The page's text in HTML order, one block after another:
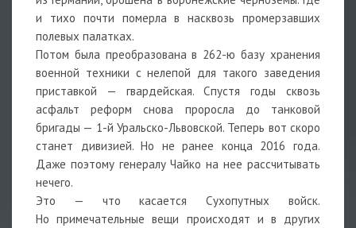
и тихо почти померла в насквозь промерзавших
полевых палатках.
Потом была преобразована в 262-ю базу хранения
военной техники с нелепой для такого заведения
приставкой — гвардейская. Спустя годы сквозь
асфальт реформ снова проросла до танковой
бригады — 1-й Уральско-Львовской. Теперь вот скоро
станет дивизией. Но не ранее конца 2016 года.
Даже поэтому генералу Чайко на нее рассчитывать
нечего.
Это — что касается Сухопутных войск.
Но примечательные вещи происходят и в других